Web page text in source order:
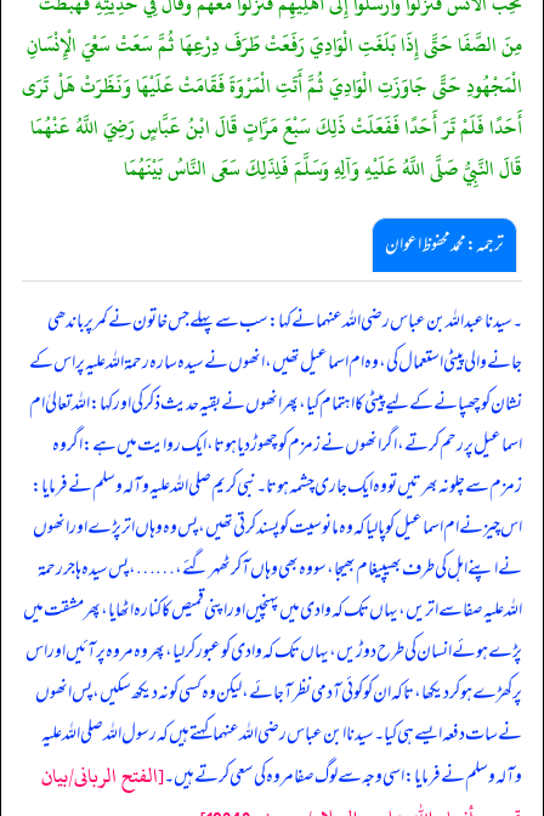
مِنَ الصَّفَا حَتَّى إِذَا بَلَغَتِ الْوَادِيَ رَفَعَتْ طَرَفَ دِرْعِهَا ثُمَّ سَعَتْ سَعْيَ الْإِنْسَانِ
الْمَجْهُودِ حَتَّى جَاوَزَتِ الْوَادِيَ ثُمَّ أَتَتِ الْمَرْوَةَ فَقَامَتْ عَلَيْهَا وَنَظَرَتْ هَلْ تَرَى
أَحَدًا فَلَمْ تَرَ أَحَدًا فَفَعَلَتْ ذَلِكَ سَبْعَ مَرَّاتٍ قَالَ ابْنُ عَبَّاسٍ رَضِيَ اللَّهُ عَنْهُمَا
قَالَ النَّبِيُّ صَلَّى اللَّهُ عَلَيْهِ وَآلِهِ وَسَلَّمَ فَلِذَلِكَ سَعَى النَّاسُ بَيْنَهُمَا
ترجمہ:محمد محفوظ اعوان
۔ سیدنا عبد اللہ بن عباس رضی اللہ عنہما نے کہا: سب سے پہلے جس خاتون نے کمر پر باندھی
جانے والی پیٹی استعمال کی، وہ ام اسماعیل تھیں، انھوں نے سیدہ سارہ رحمۃ اللہ علیہ پر اس کے
نشان کو چھپانے کے لیے پیٹی کا اہتمام کیا، پھر انھوں نے بقیہ حدیث ذکر کی اور کہا: اللہ تعالیٰ ام
اسماعیل پر رحم کرتے، اگر انھوں نے زمزم کو چھوڑ دیا ہوتا، ایک روایت میں ہے: اگر وہ
زمزم سے چلو نہ بھرتیں تو وہ ایک جاری چشمہ ہوتا۔ نبی کریم صلی اللہ علیہ وآلہ وسلم نے فرمایا:
اس چیز نے ام اسماعیل کو پا لیا کہ وہ مانوسیت کو پسند کرتی تھیں، پس وہ وہاں اتر پڑے اور انھوں
نے اپنے اہل کی طرف بھیپیغام بھیجا، سو وہ بھی وہاں آ کر ٹھہر گئے، … …، پس سیدہ ہاجر رحمۃ
اللہ علیہ صفا سے اتریں،یہاں تک کہ وادی میں پہنچیں اور اپنی قمیص کا کنارہ اٹھایا، پھر مشقت میں
پڑے ہوئے انسان کی طرح دوڑیں،یہاں تک کہ وادی کو عبور کر لیا، پھر وہ مروہ پر آئیں اور اس
پر کھڑے ہو کر دیکھا، تاکہ ان کو کوئی آدمی نظر آجائے، لیکن وہ کسی کو نہ دیکھ سکیں، پس انھوں
نے سات دفعہ ایسے ہی کیا۔ سیدنا ابن عباس رضی اللہ عنہما کہتے ہیں کہ رسول اللہ صلی اللہ علیہ
وآلہ وسلم نے فرمایا: اسی وجہ سے لوگ صفا مروہ کی سعی کرتے ہیں۔[الفتح الربانی/بيان